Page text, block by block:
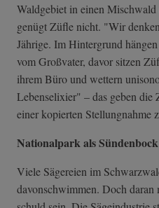
Waldgebiet in einen
genügt Züfle nicht. "Wir
Jährige. Im Hintergrund
vom Großvater, davor sitzen
ihrem Büro und wettern
Lebenselixier" – das geben
einer kopierten Stellungnahme
Nationalpark als Sündenbock
Viele Sägereien im
davonschwimmen. Doch